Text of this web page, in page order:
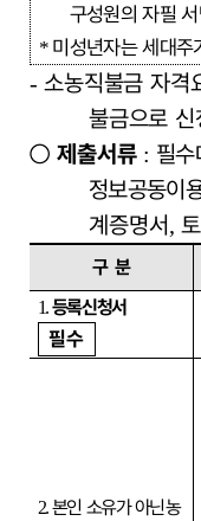
구성원의 자필
* 미성년자는 세대주
- 소농직불금 자격
불금으로 신
○ 제출서류 : 필
정보공동이
계증명서,
구 분
1.등록신청서
필수
2.본인 소유가아닌 농